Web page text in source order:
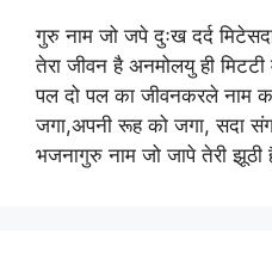
गुरु नाम जो जपे दुःख दर्द
तेरा जीवन है अनमोलयु ही
पल दो पल का जीवनकरले नाम
जगा,अपनी रूह को जगा, सदा
भजनागुरु नाम जो जापे तेरी